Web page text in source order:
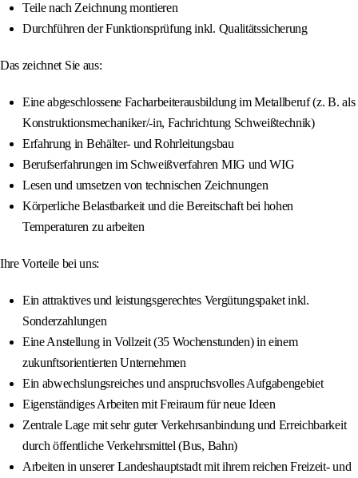
Teile nach Zeichnung montieren
Durchführen der Funktionsprüfung inkl. Qualitätssicherung
Das zeichnet Sie aus:
Eine abgeschlossene Facharbeiterausbildung im Metallberuf (z. B. als
Konstruktionsmechaniker/-in, Fachrichtung Schweißtechnik)
Erfahrung in Behälter- und Rohrleitungsbau
Berufserfahrungen im Schweißverfahren MIG und WIG
Lesen und umsetzen von technischen Zeichnungen
Körperliche Belastbarkeit und die Bereitschaft bei hohen
Temperaturen zu arbeiten
Ihre Vorteile bei uns:
Ein attraktives und leistungsgerechtes Vergütungspaket inkl.
Sonderzahlungen
Eine Anstellung in Vollzeit (35 Wochenstunden) in einem
zukunftsorientierten Unternehmen
Ein abwechslungsreiches und anspruchsvolles Aufgabengebiet
Eigenständiges Arbeiten mit Freiraum für neue Ideen
Zentrale Lage mit sehr guter Verkehrsanbindung und Erreichbarkeit
durch öffentliche Verkehrsmittel (Bus, Bahn)
Arbeiten in unserer Landeshauptstadt mit ihrem reichen Freizeit- und